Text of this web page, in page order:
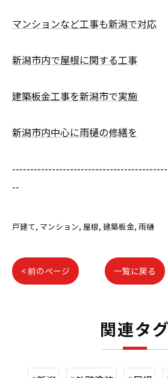
マンションなど工事も新潟で対応
新潟市内で屋根に関する工事
建築板金工事を新潟市で実施
新潟市内中心に雨樋の修繕を
--
戸建て マンション 屋根 建築板金 雨樋
< 前のページ 一覧に戻る
関連タグ